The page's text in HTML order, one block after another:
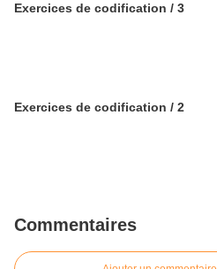
Exercices de codification / 3
Exercices de codification / 2
Commentaires